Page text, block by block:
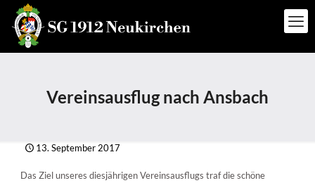
Vereinsausflug nach Ansbach
13. September 2017
Das Ziel unseres diesjährigen Vereinsausflugs traf die schöne